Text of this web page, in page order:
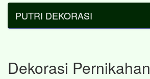
PUTRI DEKORASI
Dekorasi Pernikahan